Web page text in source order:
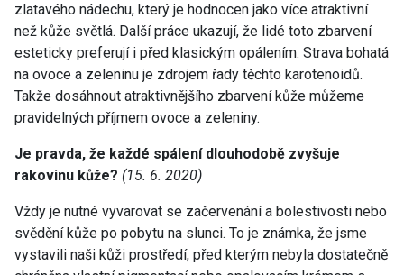
zlatavého nádechu, který je hodnocen jako více atraktivní
než kůže světlá. Další práce ukazují, že lidé toto zbarvení
esteticky preferují i před klasickým opálením. Strava bohatá
na ovoce a zeleninu je zdrojem řady těchto karotenoidů.
Takže dosáhnout atraktivnějšího zbarvení kůže můžeme
pravidelných příjmem ovoce a zeleniny.
Je pravda, že každé spálení dlouhodobě zvyšuje
rakovinu kůže? (15. 6. 2020)
Vždy je nutné vyvarovat se začervenání a bolestivosti nebo
svědění kůže po pobytu na slunci. To je známka, že jsme
vystavili naši kůži prostředí, před kterým nebyla dostatečně